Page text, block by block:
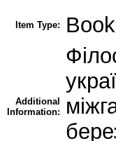
Item Type:
Additional
Information: